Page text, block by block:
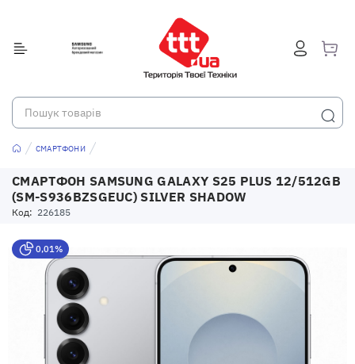
СМАРТФОНИ
СМАРТФОН SAMSUNG GALAXY S25 PLUS 12/512GB
(SM-S936BZSGEUC) SILVER SHADOW
Код: 226185
0,01%